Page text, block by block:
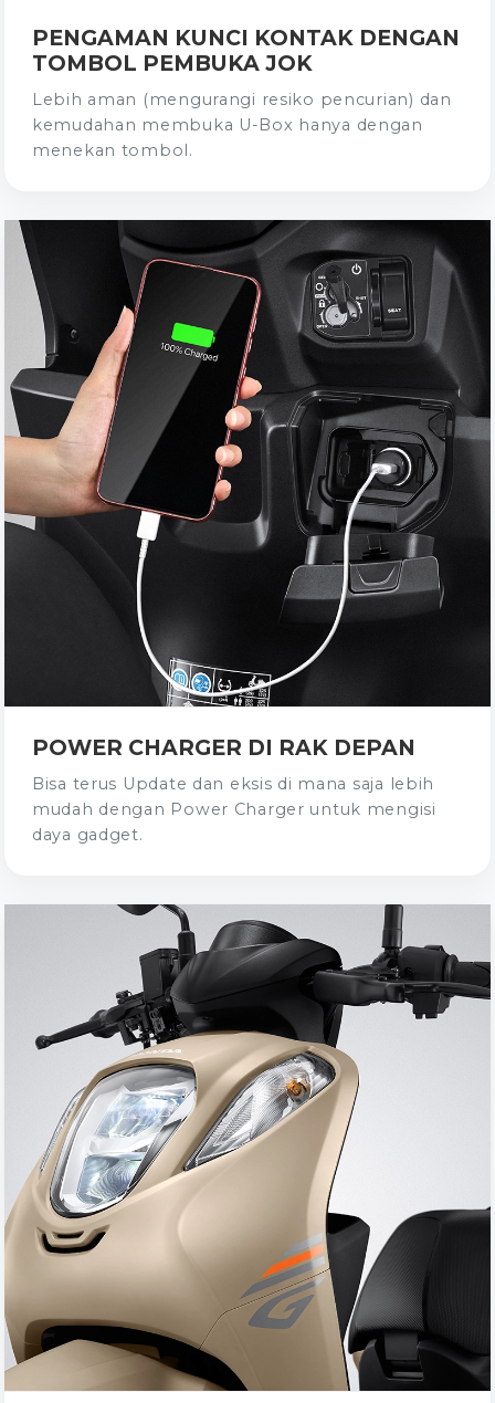
PENGAMAN KUNCI KONTAK DENGAN
TOMBOL PEMBUKA JOK
Lebih aman (mengurangi resiko pencurian) dan
kemudahan membuka U-Box hanya dengan
menekan tombol.
POWER CHARGER DI RAK DEPAN
Bisa terus Update dan eksis di mana saja lebih
mudah dengan Power Charger untuk mengisi
daya gadget.